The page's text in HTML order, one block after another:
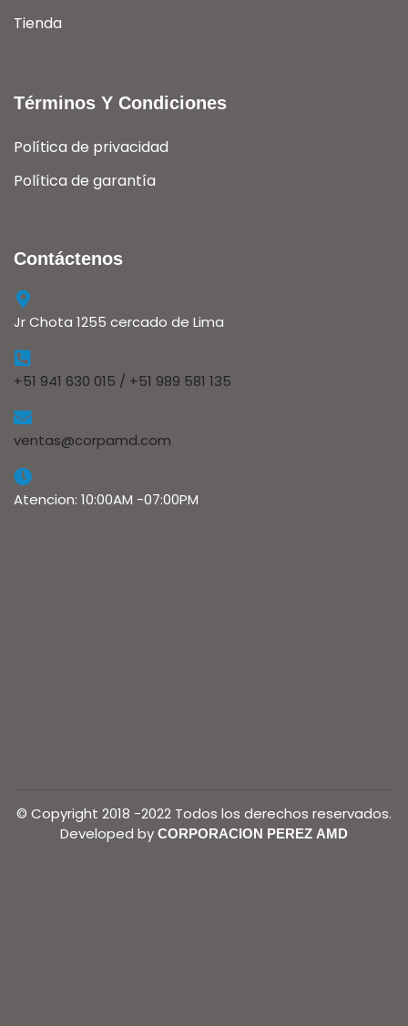
Tienda
Términos Y Condiciones
Política de privacidad
Política de garantía
Contáctenos
Jr Chota 1255 cercado de Lima
+51 941 630 015 / +51 989 581 135
ventas@corpamd.com
Atencion: 10:00AM -07:00PM
© Copyright 2018 -2022 Todos los derechos reservados.
Developed by CORPORACION PEREZ AMD